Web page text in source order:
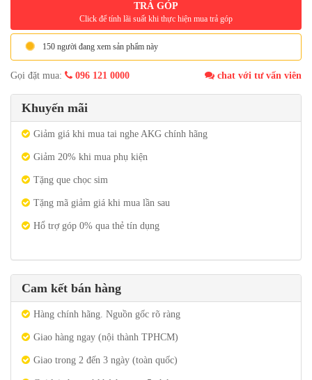
TRẢ GÓP
Click để tính lãi suất khi thực hiện mua trả góp
150 người đang xem sản phẩm này
Gọi đặt mua: 096 121 0000 chat với tư vấn viên
Khuyến mãi
Giảm giá khi mua tai nghe AKG chính hãng
Giảm 20% khi mua phụ kiện
Tặng que chọc sim
Tặng mã giảm giá khi mua lần sau
Hổ trợ góp 0% qua thẻ tín dụng
Cam kết bán hàng
Hàng chính hãng. Nguồn gốc rõ ràng
Giao hàng ngay (nội thành TPHCM)
Giao trong 2 đến 3 ngày (toàn quốc)